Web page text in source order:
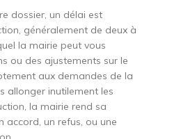
dossier, un délai est
généralement de deux à
la mairie peut vous
ou des ajustements sur le
aux demandes de la
allonger inutilement les
la mairie rend sa
accord, un refus, ou une